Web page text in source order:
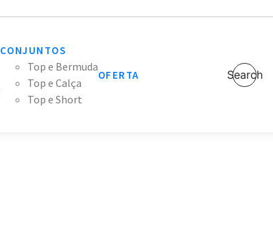
CONJUNTOS
Top e Bermuda
Top e Calça
Top e Short
OFERTA Search